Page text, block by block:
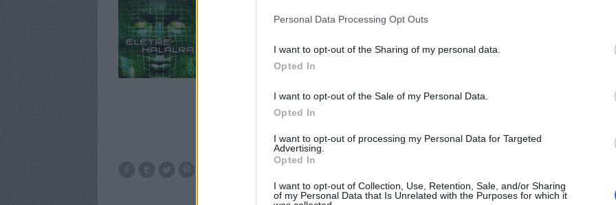
Personal Data Processing Opt Outs
I want to opt-out of the Sharing of my personal data.
Opted In
I want to opt-out of the Sale of my Personal Data.
Opted In
I want to opt-out of processing my Personal Data for Targeted
Advertising.
Opted In
I want to opt-out of Collection, Use, Retention, Sale, and/or Sharing
of my Personal Data that Is Unrelated with the Purposes for which it
megállíthatatlannak tűnik. Az emberek helyét elkezdik átvenni a tangensek, ami
barátainak segítségével, akik szintén Kaine megállítására tették fel…
sci-fi
ifjúsági kalandos Cartaphilus Dashner
A